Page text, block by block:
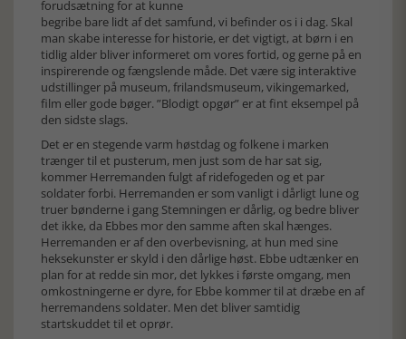
forudsætning for at kunne
begribe bare lidt af det samfund, vi befinder os i i dag. Skal
man skabe interesse for historie, er det vigtigt, at børn i en
tidlig alder bliver informeret om vores fortid, og gerne på en
inspirerende og fængslende måde. Det være sig interaktive
udstillinger på museum, frilandsmuseum, vikingemarked,
film eller gode bøger. ”Blodigt opgør” er at fint eksempel på
den sidste slags.
Det er en stegende varm høstdag og folkene i marken
trænger til et pusterum, men just som de har sat sig,
kommer Herremanden fulgt af ridefogeden og et par
soldater forbi. Herremanden er som vanligt i dårligt lune og
truer bønderne i gang Stemningen er dårlig, og bedre bliver
det ikke, da Ebbes mor den samme aften skal hænges.
Herremanden er af den overbevisning, at hun med sine
heksekunster er skyld i den dårlige høst. Ebbe udtænker en
plan for at redde sin mor, det lykkes i første omgang, men
omkostningerne er dyre, for Ebbe kommer til at dræbe en af
herremandens soldater. Men det bliver samtidig
startskuddet til et oprør.